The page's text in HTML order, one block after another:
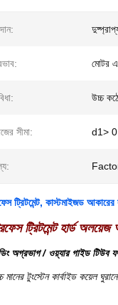
মোটর
উচ্চ
সীমা: d1>
ট্রিটমেন্ট, কাস্টমাইজড
ট্রিটমেন্ট হার্ড
অগ্রভাগ / ওয়্যার গাইড টিউব
মানের টুংস্টেন কার্বাইড কয়েল